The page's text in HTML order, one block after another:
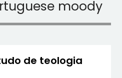
moody
de teologia